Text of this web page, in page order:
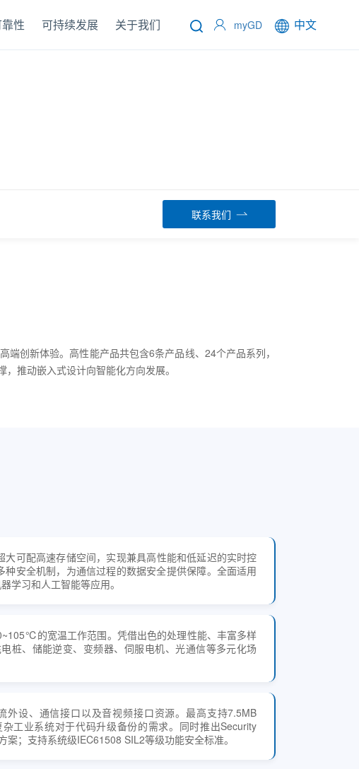
性 可持续发展 关于我们 myGD 中文
联系我们
创新体验。高性能产品共包含6条产品线、24个产品系列，
推动嵌入式设计向智能化方向发展。
可配高速存储空间，实现兼具高性能和低延迟的实时控
安全机制，为通信过程的数据安全提供保障。全面适用
学习和人工智能等应用。
的宽温工作范围。凭借出色的处理性能、丰富多样
桩、储能逆变、变频器、伺服电机、光通信等多元化场
设、通信接口以及音视频接口资源。最高支持7.5MB
工业系统对于代码升级备份的需求。同时推出Security
；支持系统级IEC61508 SIL2等级功能安全标准。